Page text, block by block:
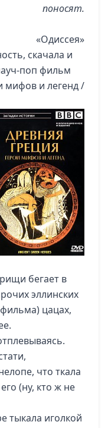
поносят.
«Одиссея»
скачала и
поп фильм
мифов и легенд /
бегает в
эллинских
цацах,
что ткала
(ну, кто ж не
тыкала иголкой